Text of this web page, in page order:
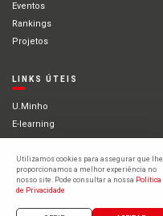
Eventos
Rankings
Projetos
LINKS ÚTEIS
U.Minho
E-learning
Intranet
Estudantes Internacionais
Utilizamos cookies para assegurar que lhe
proporcionamos a melhor experiência no
nosso site. Pode consultar a nossa Política
de Privacidade